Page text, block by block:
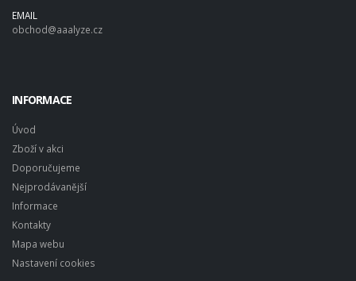
EMAIL
obchod@aaalyze.cz
INFORMACE
Úvod
Zboží v akci
Doporučujeme
Nejprodávanější
Informace
Kontakty
Mapa webu
Nastavení cookies